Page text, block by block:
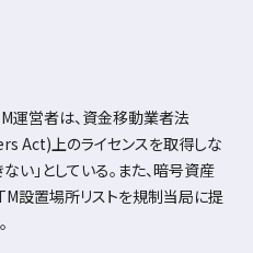
運営者は、資金移動業者法
Act) 上のライセンスを取得しな
い」としている。また、暗号資産
設置場所リストを規制当局に提